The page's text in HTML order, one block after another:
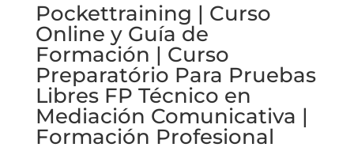
Pockettraining | Curso
Online y Guía de
Formación | Curso
Preparatório Para Pruebas
Libres FP Técnico en
Mediación Comunicativa |
Formación Profesional